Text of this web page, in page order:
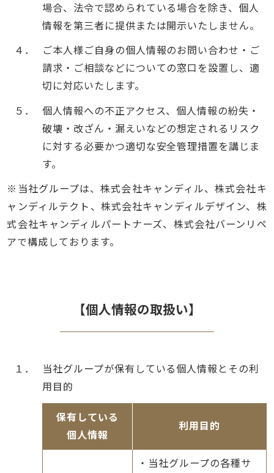
場合、法令で認められている場合を除き、個人
情報を第三者に提供または開示いたしません。
４．
ご本人様ご自身の個人情報のお問い合わせ・ご
請求・ご相談などについての窓口を設置し、適
切に対応いたします。
５．
個人情報への不正アクセス、個人情報の紛失・
破壊・改ざん・漏えいなどの想定されるリスク
に対する必要かつ適切な安全管理措置を講じま
す。
※当社グループは、株式会社キャンディル、株式会社キ
ャンディルテクト、株式会社キャンディルデザイン、株
式会社キャンディルパートナーズ、株式会社バーンリペ
アで構成しております。
【個人情報の取扱い】
１．
当社グループが保有している個人情報とその利
用目的
保有している
個人情報
利用目的
・当社グループの各種サ